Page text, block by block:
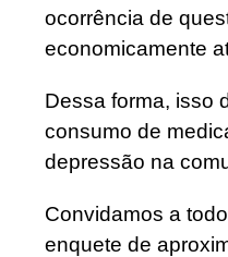
ocorrência de
economicamente
Dessa forma, isso
consumo de
depressão na
Convidamos a
enquete de